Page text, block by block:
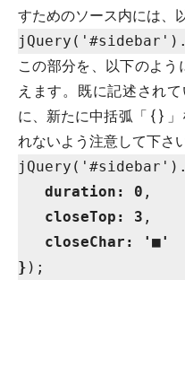
すためのソース内には、
この部分を、以下のよ
えます。既に記述され
に、新たに中括弧「 { }
れないよう注意して下さい
duration: 0 ,
closeTop: 3 ,
closeChar: '■'
}